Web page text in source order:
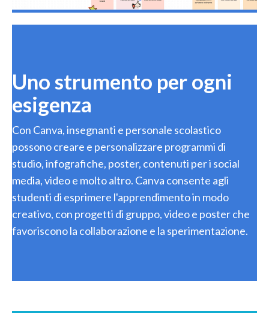
Uno strumento per ogni
esigenza
Con Canva, insegnanti e personale scolastico
possono creare e personalizzare programmi di
studio, infografiche, poster, contenuti per i social
media, video e molto altro. Canva consente agli
studenti di esprimere l'apprendimento in modo
creativo, con progetti di gruppo, video e poster che
favoriscono la collaborazione e la sperimentazione.